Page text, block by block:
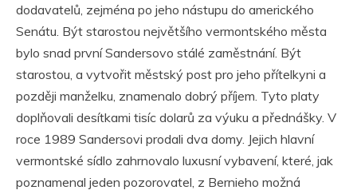
dodavatelů, zejména po jeho nástupu do amerického
Senátu. Být starostou největšího vermontského města
bylo snad první Sandersovo stálé zaměstnání. Být
starostou, a vytvořit městský post pro jeho přítelkyni a
později manželku, znamenalo dobrý příjem. Tyto platy
doplňovali desítkami tisíc dolarů za výuku a přednášky. V
roce 1989 Sandersovi prodali dva domy. Jejich hlavní
vermontské sídlo zahrnovalo luxusní vybavení, které, jak
poznamenal jeden pozorovatel, z Bernieho možná